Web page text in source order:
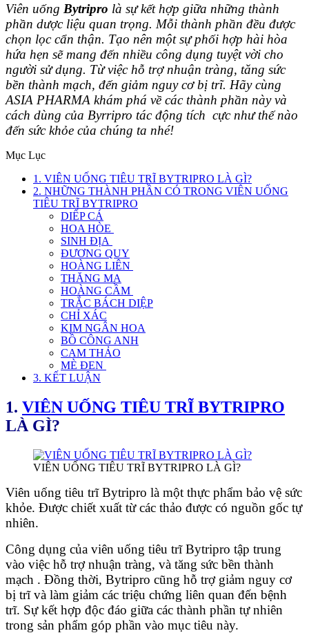
Viên uống Bytripro là sự kết hợp giữa những thành
phần dược liệu quan trọng. Mỗi thành phần đều được
chọn lọc cẩn thận. Tạo nên một sự phối hợp hài hòa
hứa hẹn sẽ mang đến nhiều công dụng tuyệt vời cho
người sử dụng. Từ việc hỗ trợ nhuận tràng, tăng sức
bền thành mạch, đến giảm nguy cơ bị trĩ. Hãy cùng
ASIA PHARMA khám phá về các thành phần này và
cách dùng của Byrripro tác động tích cực như thế nào
đến sức khỏe của chúng ta nhé!
Mục Lục
1. VIÊN UỐNG TIÊU TRĨ BYTRIPRO LÀ GÌ?
2. NHỮNG THÀNH PHẦN CÓ TRONG VIÊN UỐNG
TIÊU TRĨ BYTRIPRO
DIẾP CÁ
HOA HÒE
SINH ĐỊA
ĐƯƠNG QUY
HOÀNG LIÊN
THĂNG MA
HOÀNG CẦM
TRẮC BÁCH DIỆP
CHỈ XÁC
KIM NGÂN HOA
BỒ CÔNG ANH
CAM THẢO
MÈ ĐEN
3. KẾT LUẬN
1. VIÊN UỐNG TIÊU TRĨ BYTRIPRO
LÀ GÌ?
VIÊN UỐNG TIÊU TRĨ BYTRIPRO LÀ GÌ?
Viên uống tiêu trĩ Bytripro là một thực phẩm bảo vệ sức
khỏe. Được chiết xuất từ các thảo được có nguồn gốc tự
nhiên.
Công dụng của viên uống tiêu trĩ Bytripro tập trung
vào việc hỗ trợ nhuận tràng, và tăng sức bền thành
mạch . Đồng thời, Bytripro cũng hỗ trợ giảm nguy cơ
bị trĩ và làm giảm các triệu chứng liên quan đến bệnh
trĩ. Sự kết hợp độc đáo giữa các thành phần tự nhiên
trong sản phẩm góp phần vào mục tiêu này.